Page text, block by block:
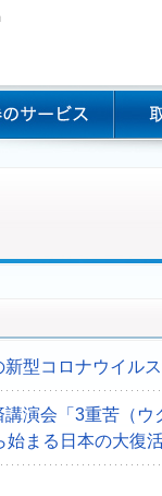
新型コロナウイル
講演会「3重苦（
始まる日本の大復